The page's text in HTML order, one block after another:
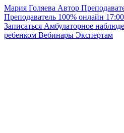
Мария Голяева Автор
Преподаватель 100% онлайн 17:00
Записаться Амбулаторное
ребенком Вебинары Экспертам